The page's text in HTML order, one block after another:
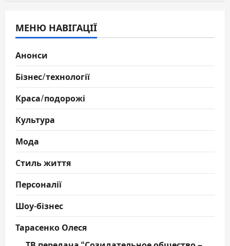
МЕНЮ НАВІГАЦІЇ
Анонси
Бізнес/технології
Краса/подорожі
Культура
Мода
Стиль життя
Персоналії
Шоу-бізнес
Тарасенко Олеся